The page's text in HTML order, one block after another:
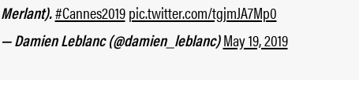
Merlant). #Cannes2019pic.twitter.com/tgjmJA7Mp0
— Damien Leblanc (@damien_leblanc) May 19, 2019